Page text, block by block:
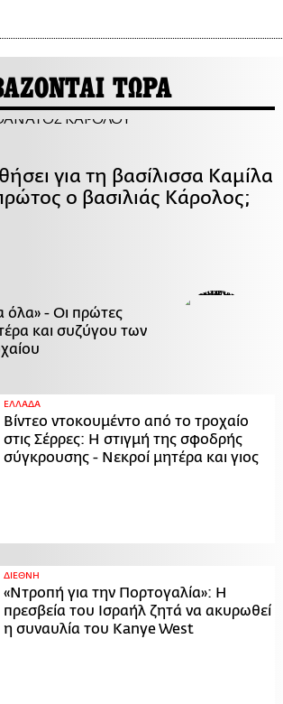
ΤΩΡΑ
για τη βασίλισσα Καμίλα
ο βασιλιάς Κάρολος;
όλα» - Οι πρώτες
και συζύγου των
ΕΛΛΑΔΑ
Βίντεο ντοκουμέντο από το τροχαίο
στις Σέρρες: Η στιγμή της σφοδρής
σύγκρουσης - Νεκροί μητέρα και γιος
ΔΙΕΘΝΗ
«Ντροπή για την Πορτογαλία»: Η
πρεσβεία του Ισραήλ ζητά να ακυρωθεί
η συναυλία του Kanye West